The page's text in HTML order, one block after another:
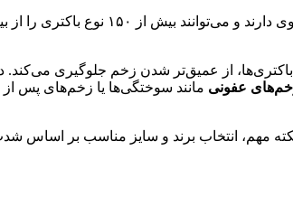
نوعی پانسمان پیشرفته است که حاوی یون‌های نقره
از عمیق‌تر شدن زخم جلوگیری می‌کند.
عفونی مانند سوختگی‌ها یا زخم‌های پس